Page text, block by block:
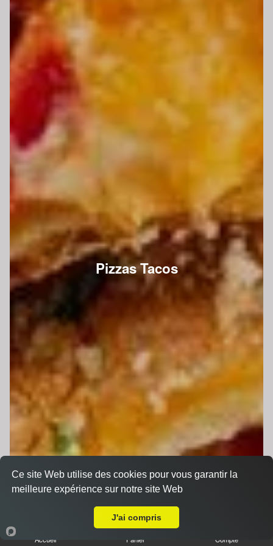
Pizzas Tacos
Accueil Panier Compte
Ce site Web utilise des cookies pour vous garantir la
meilleure expérience sur notre site Web
J'ai compris